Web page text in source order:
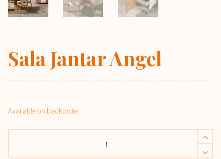
Sala Jantar Angel
Available on backorder
Sala